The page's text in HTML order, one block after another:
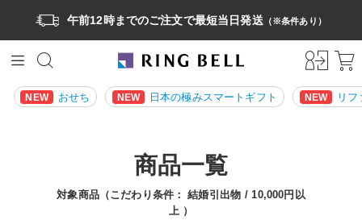
午前12時までのご注文で最短当日発送（※条件あり）
NEW おせち NEW 日本の極みスマートギフト NEW リ
商品一覧
対象商品（こだわり条件：結婚引出物
10,000円以
上 ）